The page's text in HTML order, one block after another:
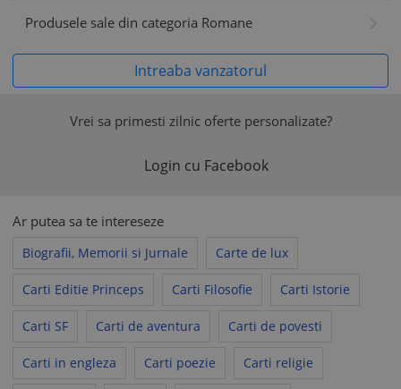
Produsele sale din categoria Romane
Intreaba vanzatorul
Vrei sa primesti zilnic oferte personalizate?
Login cu Facebook
Ar putea sa te intereseze
Biografii, Memorii si Jurnale Carte de lux
Carti Editie Princeps Carti Filosofie Carti Istorie
Carti SF Carti de aventura Carti de povesti
Carti in engleza Carti poezie Carti religie